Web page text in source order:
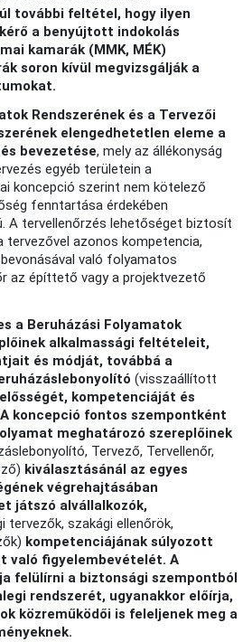
további feltétel, hogy ilyen
a benyújtott indokolás
kamarák (MMK, MÉK)
soron kívül megvizsgálják a
Rendszerének és a Tervezői
elengedhetetlen eleme a
bevezetése, mely az állékonyság
egyéb területein a
koncepció szerint nem kötelező
fenntartása érdekében
A tervellenőrzés lehetőséget biztosít
tervezővel azonos kompetencia,
való folyamatos
az építtető vagy a projektvezető
a Beruházási Folyamatok
alkalmassági feltételeit,
és módját, továbbá a
(visszaállított
kompetenciáját és
koncepció fontos szempontként
meghatározó szereplőinek
Tervező, Tervellenőr,
kiválasztásánál az egyes
végrehajtásában
játszó alvállalkozók,
tervezők, szakági ellenőrök,
kompetenciájának súlyozott
való figyelembevételét. A
felülírni a biztonsági szempontból
rendszerét, ugyanakkor előírja,
közreműködői is feleljenek meg a